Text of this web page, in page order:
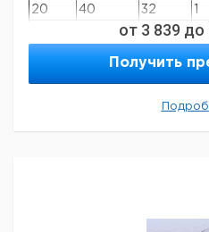
20 40 32 1
40 1
90
60 48 1
Прошу обратить внимание
заказ в нашей компании
от 3 839 до
Получить